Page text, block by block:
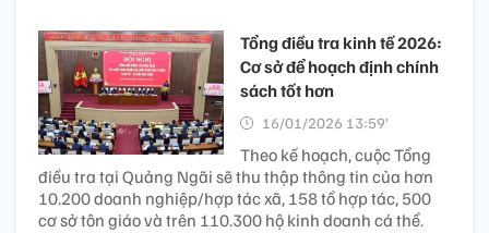
Tổng điều tra kinh tế 2026:
Cơ sở để hoạch định chính
sách tốt hơn
16/01/2026 13:59’
Theo kế hoạch, cuộc Tổng
điều tra tại Quảng Ngãi sẽ thu thập thông tin của hơn
10.200 doanh nghiệp/hợp tác xã, 158 tổ hợp tác, 500
cơ sở tôn giáo và trên 110.300 hộ kinh doanh cá thể.